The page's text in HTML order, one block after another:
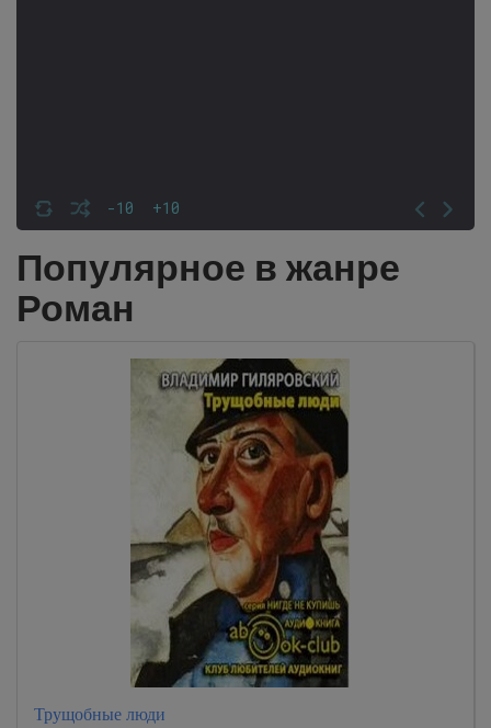
-10 +10
Популярное в жанре
Роман
Трущобные люди